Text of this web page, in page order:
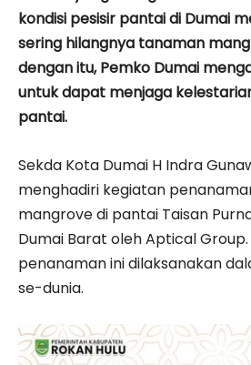
kondisi pesisir pantai di Dumai
sering hilangnya tanaman
dengan itu, Pemko Dumai
untuk dapat menjaga
pantai.
Sekda Kota Dumai H Indra
menghadiri kegiatan
mangrove di pantai Taisan
Dumai Barat oleh Aptical
penanaman ini dilaksanakan
se-dunia.